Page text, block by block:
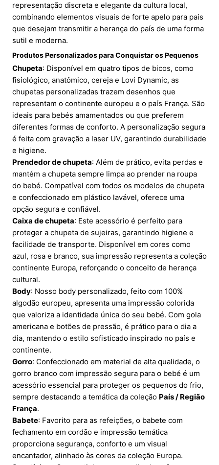
representação discreta e elegante da cultura local,
combinando elementos visuais de forte apelo para pais
que desejam transmitir a herança do país de uma forma
sutil e moderna.
Produtos Personalizados para Conquistar os Pequenos
Chupeta: Disponível em quatro tipos de bicos, como
fisiológico, anatômico, cereja e Lovi Dynamic, as
chupetas personalizadas trazem desenhos que
representam o continente europeu e o país França. São
ideais para bebés amamentados ou que preferem
diferentes formas de conforto. A personalização segura
é feita com gravação a laser UV, garantindo durabilidade
e higiene.
Prendedor de chupeta: Além de prático, evita perdas e
mantém a chupeta sempre limpa ao prender na roupa
do bebé. Compatível com todos os modelos de chupeta
e confeccionado em plástico lavável, oferece uma
opção segura e confiável.
Caixa de chupeta: Este acessório é perfeito para
proteger a chupeta de sujeiras, garantindo higiene e
facilidade de transporte. Disponível em cores como
azul, rosa e branco, sua impressão representa a coleção
continente Europa, reforçando o conceito de herança
cultural.
Body: Nosso body personalizado, feito com 100%
algodão europeu, apresenta uma impressão colorida
que valoriza a identidade única do seu bebé. Com gola
americana e botões de pressão, é prático para o dia a
dia, mantendo o estilo sofisticado inspirado no país e
continente.
Gorro: Confeccionado em material de alta qualidade, o
gorro branco com impressão segura para o bebé é um
acessório essencial para proteger os pequenos do frio,
sempre destacando a temática da coleção País / Região
França.
Babete: Favorito para as refeições, o babete com
fechamento em cordão e impressão temática
proporciona segurança, conforto e um visual
encantador, alinhado às cores da coleção Europa.